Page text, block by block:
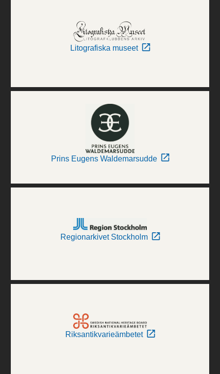
Litografiska museet
Prins Eugens Waldemarsudde
Regionarkivet Stockholm
Riksantikvarieämbetet